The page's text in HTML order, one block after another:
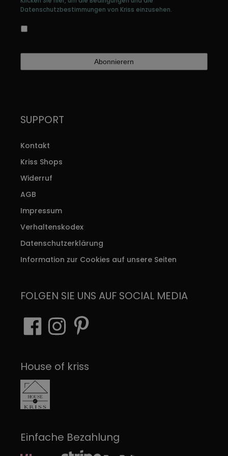
Datenschutzbestimmungen von Kriss einzusehen.
SUPPORT
Kontakt
Kriss Shops
Widerruf
AGB
Impressum
Verhaltenskodex
Datenschutzerklärung
Information zur Cookies auf unsere Seiten
FOLGEN SIE UNS AUF SOCIAL MEDIA
House of kriss
Einfache Bezahlung